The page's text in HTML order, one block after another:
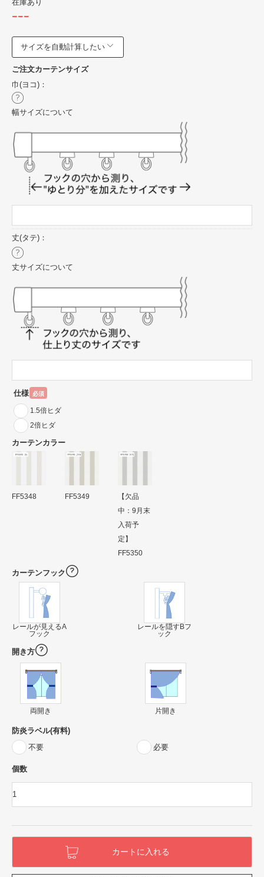
在庫あり
---
サイズを自動計算したい
ご注文カーテンサイズ
巾(ヨコ)：
幅サイズについて
丈(タテ)：
丈サイズについて
仕様 必須
1.5倍ヒダ
2倍ヒダ
カーテンカラー
FF5348 FF5349
【欠品
中：9月末
入荷予
定】
FF5350
カーテンフック
レールが見えるA
フック
レールを隠すBフ
ック
開き方
両開き 片開き
防炎ラベル(有料)
不要
必要
個数